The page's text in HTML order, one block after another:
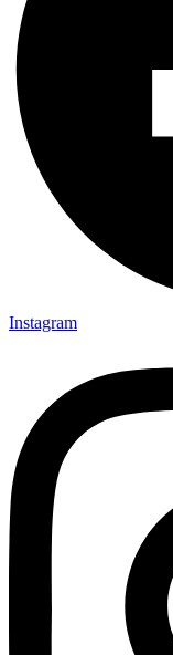
Instagram